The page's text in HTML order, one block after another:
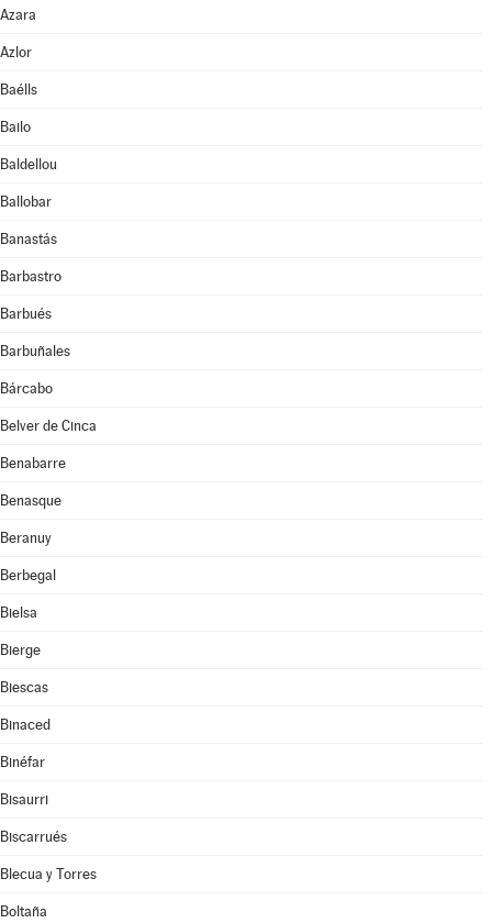
Azara
Azlor
Baélls
Bailo
Baldellou
Ballobar
Banastás
Barbastro
Barbués
Barbuñales
Bárcabo
Belver de Cinca
Benabarre
Benasque
Beranuy
Berbegal
Bielsa
Bierge
Biescas
Binaced
Binéfar
Bisaurri
Biscarrués
Blecua y Torres
Boltaña